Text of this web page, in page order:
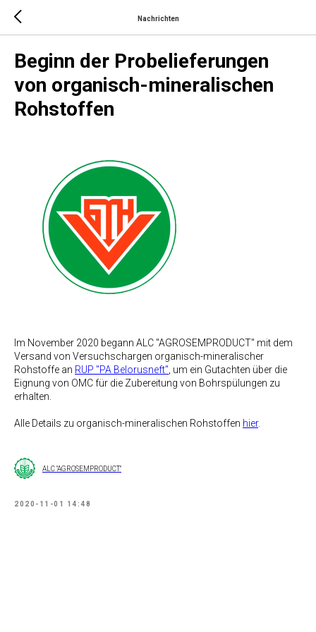
Nachrichten
Beginn der Probelieferungen
von organisch-mineralischen
Rohstoffen
Im November 2020 begann ALC "AGROSEMPRODUCT" mit dem
Versand von Versuchschargen organisch-mineralischer
Rohstoffe an RUP "PA Belorusneft" , um ein Gutachten über die
Eignung von OMC für die Zubereitung von Bohrspülungen zu
erhalten.
Alle Details zu organisch-mineralischen Rohstoffen hier.
ALC "AGROSEMPRODUCT"
2020-11-01 14:48